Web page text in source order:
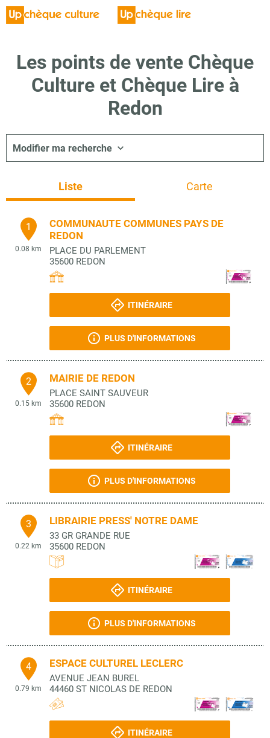
Les points de vente Chèque
Culture et Chèque Lire à
Redon
Modifier ma recherche
Liste Carte
1
0.08 km
COMMUNAUTE COMMUNES PAYS DE
REDON
PLACE DU PARLEMENT
35600 REDON
ITINÉRAIRE
PLUS D'INFORMATIONS
2
0.15 km
MAIRIE DE REDON
PLACE SAINT SAUVEUR
35600 REDON
ITINÉRAIRE
PLUS D'INFORMATIONS
3
0.22 km
LIBRAIRIE PRESS' NOTRE DAME
33 GR GRANDE RUE
35600 REDON
ITINÉRAIRE
PLUS D'INFORMATIONS
4
0.79 km
ESPACE CULTUREL LECLERC
AVENUE JEAN BUREL
44460 ST NICOLAS DE REDON
ITINÉRAIRE